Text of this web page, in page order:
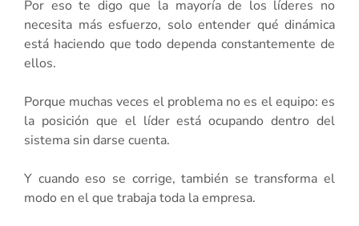
Por eso te digo que la mayoría de los líderes no
necesita más esfuerzo, solo entender qué dinámica
está haciendo que todo dependa constantemente de
ellos.
Porque muchas veces el problema no es el equipo: es
la posición que el líder está ocupando dentro del
sistema sin darse cuenta.
Y cuando eso se corrige, también se transforma el
modo en el que trabaja toda la empresa.